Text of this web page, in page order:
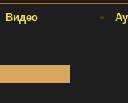
Видео